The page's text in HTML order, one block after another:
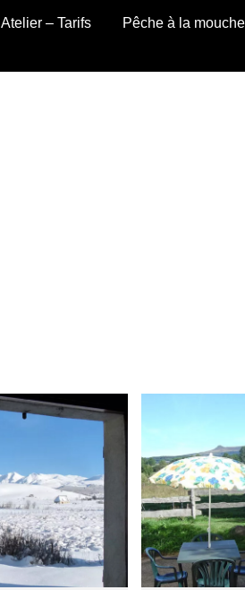
Atelier – Tarifs
Pêche à la mouche